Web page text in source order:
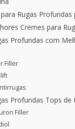
Rugas Profundas
Cremes para
Profundas com
Filler
Profundas Tops de
Filler